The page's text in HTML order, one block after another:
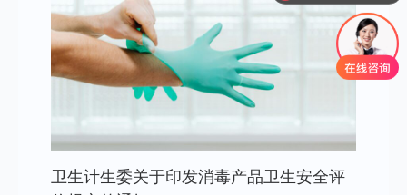
卫生计生委关于印发消毒产品卫生安全评